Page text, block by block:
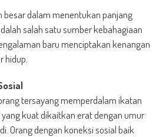
besar dalam menentukan panjang
salah satu sumber kebahagiaan
baru menciptakan kenangan
hidup.
tersayang memperdalam ikatan
kuat dikaitkan erat dengan umur
Orang dengan koneksi sosial baik